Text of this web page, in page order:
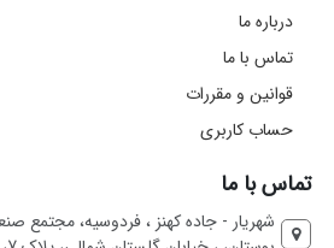
درباره ما
تماس با ما
قوانین و مقررات
حساب کاربری
تماس با ما
شهریار - جاده کهنز ، فردوسیه، مجتمع